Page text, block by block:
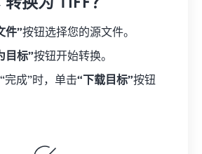
件”按钮选择您的源文件。
目标”按钮开始转换。
完成”时，单击“下载目标”按钮